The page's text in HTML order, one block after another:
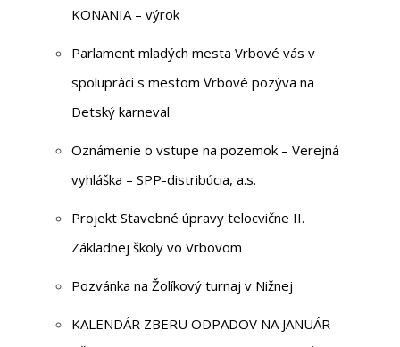
KONANIA – výrok
Parlament mladých mesta Vrbové vás v
spolupráci s mestom Vrbové pozýva na
Detský karneval
Oznámenie o vstupe na pozemok – Verejná
vyhláška – SPP-distribúcia, a.s.
Projekt Stavebné úpravy telocvične II.
Základnej školy vo Vrbovom
Pozvánka na Žolíkový turnaj v Nižnej
KALENDÁR ZBERU ODPADOV NA JANUÁR